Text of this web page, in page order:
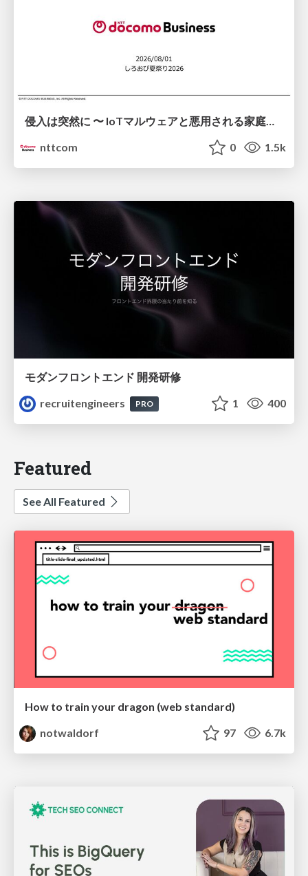
nttcom
0 1.5k
モダンフロントエンド 開発研修
recruitengineers
PRO 1 400
Featured
See All Featured
How to train your dragon (web standard)
notwaldorf
97 6.7k